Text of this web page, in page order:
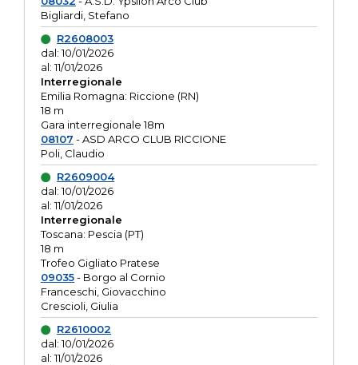
Bigliardi, Stefano
R2608003
dal: 10/01/2026
al: 11/01/2026
Interregionale
Emilia Romagna: Riccione (RN)
18 m
Gara interregionale 18m
08107 - ASD ARCO CLUB RICCIONE
Poli, Claudio
R2609004
dal: 10/01/2026
al: 11/01/2026
Interregionale
Toscana: Pescia (PT)
18 m
Trofeo Gigliato Pratese
09035- Borgo al Cornio
Franceschi, Giovacchino
Crescioli, Giulia
R2610002
dal: 10/01/2026
al: 11/01/2026